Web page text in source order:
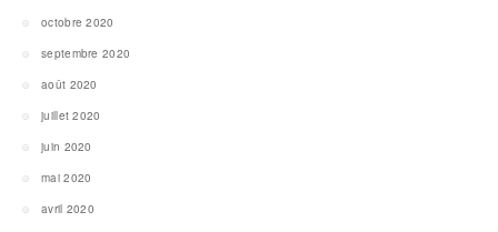
octobre 2020
septembre 2020
août 2020
juillet 2020
juin 2020
mai 2020
avril 2020